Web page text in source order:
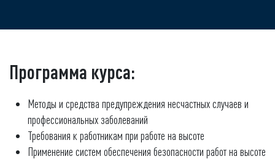
Программа курса:
Методы и средства предупреждения несчастных случаев и
профессиональных заболеваний
Требования к работникам при работе на высоте
Применение систем обеспечения безопасности работ на высоте